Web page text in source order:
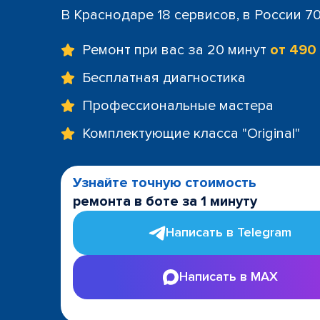
В Краснодаре 18 сервисов, в России
Ремонт при вас за 20 минут от
Бесплатная диагностика
Профессиональные мастера
Комплектующие класса "Original"
Узнайте точную стоимость
ремонта в боте за 1 минуту
Написать в Telegram
Написать в MAX